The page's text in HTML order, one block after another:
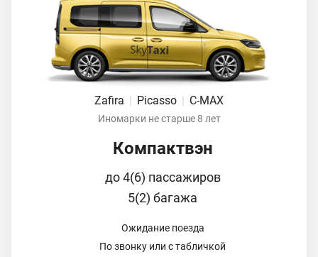
Zafira | Picasso | C-MAX
Иномарки не старше 8 лет
Компактвэн
до 4(6) пассажиров
5(2) багажа
Ожидание поезда
По звонку или с табличкой